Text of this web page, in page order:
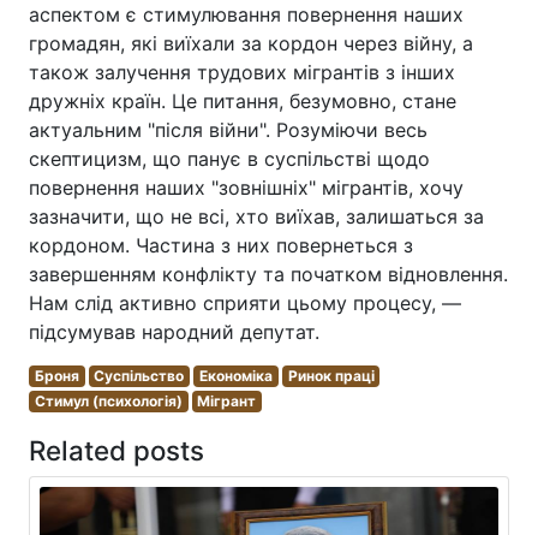
аспектом є стимулювання повернення наших
громадян, які виїхали за кордон через війну, а
також залучення трудових мігрантів з інших
дружніх країн. Це питання, безумовно, стане
актуальним "після війни". Розуміючи весь
скептицизм, що панує в суспільстві щодо
повернення наших "зовнішніх" мігрантів, хочу
зазначити, що не всі, хто виїхав, залишаться за
кордоном. Частина з них повернеться з
завершенням конфлікту та початком відновлення.
Нам слід активно сприяти цьому процесу, —
підсумував народний депутат.
Броня Суспільство Економіка
Ринок праці
Стимул (психологія)
Мігрант
Related posts